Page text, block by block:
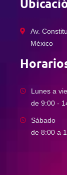
Av.
México
Lunes a
de 9:00 -
Sábado
de 8:00 a